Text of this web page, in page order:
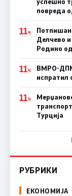
повреда
11Ч
Делчево
Родино
11Ч
ВМРО-
испратил
11Ч
Турција
РУБРИКИ
ЕКОНОМИЈА